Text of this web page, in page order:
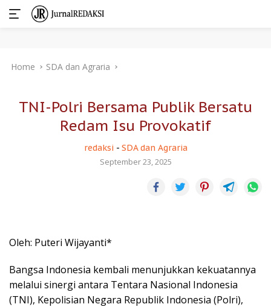
Home SDA dan Agraria
TNI-Polri Bersama Publik Bersatu
Redam Isu Provokatif
redaksi - SDA dan Agraria
September 23, 2025
Oleh: Puteri Wijayanti*
Bangsa Indonesia kembali menunjukkan kekuatannya
melalui sinergi antara Tentara Nasional Indonesia
(TNI), Kepolisian Negara Republik Indonesia (Polri),